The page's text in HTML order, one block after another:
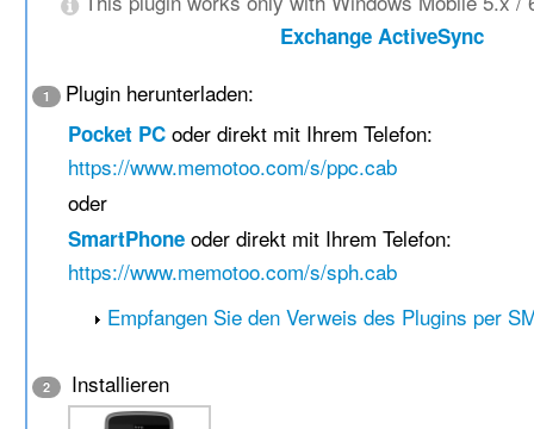
Exchange ActiveSync
1 Plugin herunterladen:
Pocket PC oder direkt mit Ihrem Telefon:
https://www.memotoo.com/s/ppc.cab
oder
SmartPhone oder direkt mit Ihrem Telefon:
https://www.memotoo.com/s/sph.cab
Empfangen Sie den Verweis des Plugins per
2 Installieren